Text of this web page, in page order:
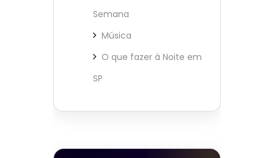
Semana
Música
O que fazer à Noite em
SP